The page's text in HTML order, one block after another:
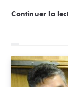
première fois
Bordeaux !
Continuer la